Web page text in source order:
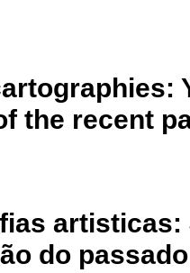
the recent
do